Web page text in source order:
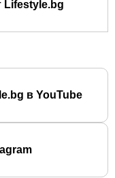
Lifestyle.bg
в YouTube